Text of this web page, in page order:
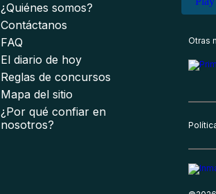
¿Quiénes somos?
Contáctanos
FAQ
El diario de hoy
Reglas de concursos
Mapa del sitio
¿Por qué confiar en
nosotros?
Otras